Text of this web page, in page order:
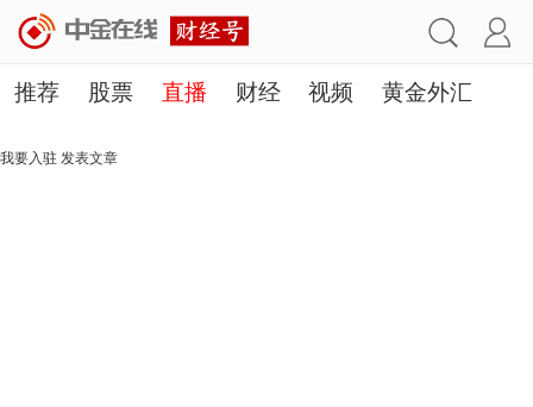
推荐 股票 直播 财经 视频 黄金外汇
理财 行业
我要入驻 发表文章